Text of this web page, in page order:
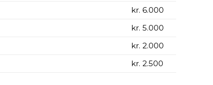
kr. 6.000
kr. 5.000
kr. 2.000
kr. 2.500